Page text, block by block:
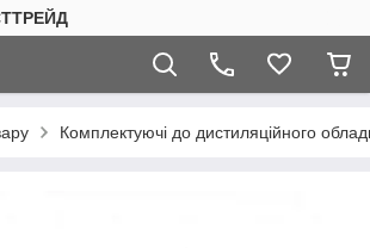
Комплектуючі до дистиляційного